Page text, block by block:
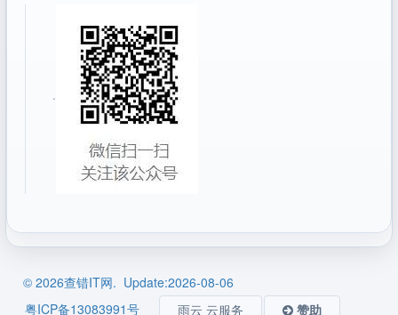
·
© 2026查错IT网. Update:2026-08-06
粤ICP备13083991号
雨云 云服务 赞助